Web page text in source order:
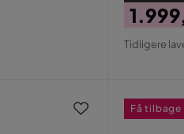
Pris
Tidligere
Få tilbage